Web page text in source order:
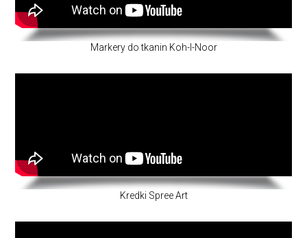
Markery do tkanin Koh-I-Noor
Kredki Spree Art